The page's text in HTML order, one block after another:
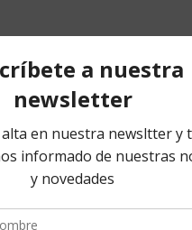
PESO
TAGGED “OPERACIÓN PERDER